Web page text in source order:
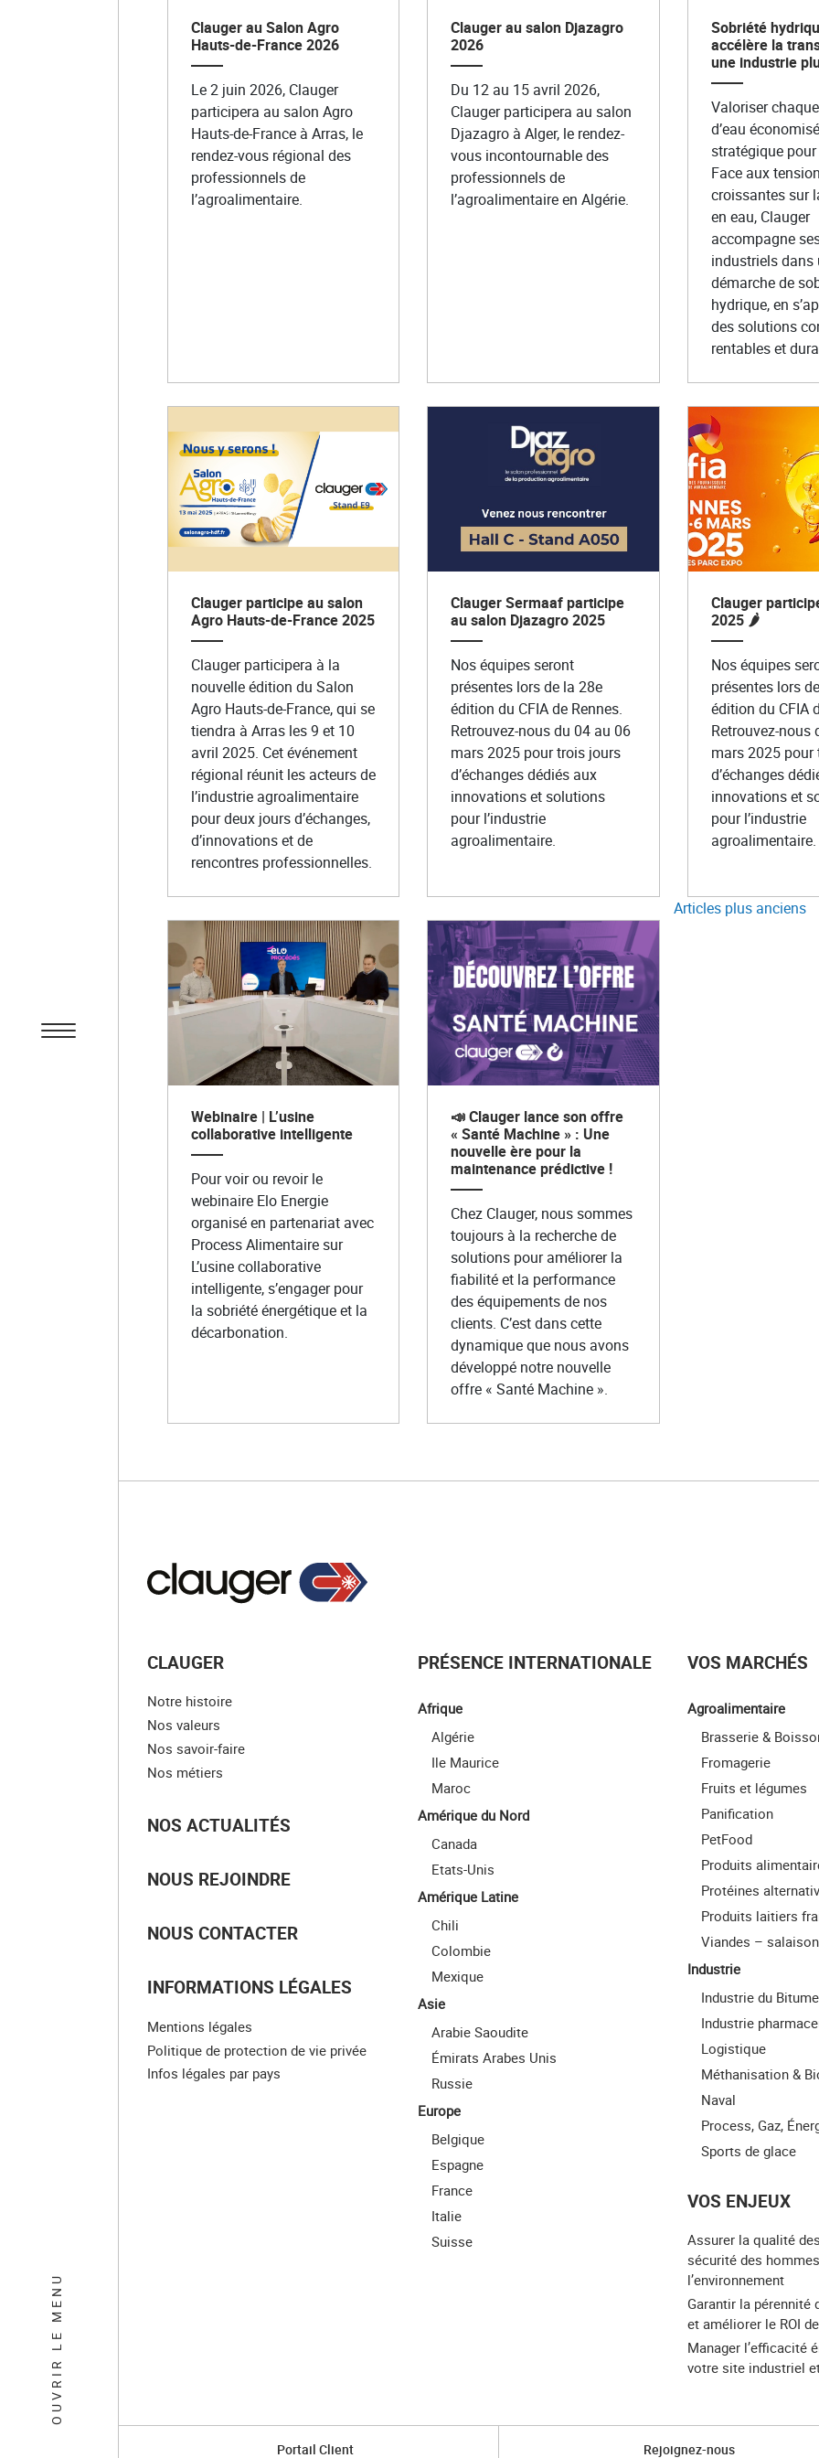
OUVRIR LE MENU
Clauger au Salon Agro
Hauts-de-France 2026
Le 2 juin 2026, Clauger
participera au salon Agro
Hauts-de-France à Arras, le
rendez-vous régional des
professionnels de
l’agroalimentaire.
Clauger au salon Djazagro
2026
Du 12 au 15 avril 2026,
Clauger participera au salon
Djazagro à Alger, le rendez-
vous incontournable des
professionnels de
l’agroalimentaire en Algérie.
Sobriété
accélère la
une industrie
Valoriser
d’eau
stratégique pour
Face aux
croissantes sur
en eau, Clauger
accompagne
industriels dans
démarche de
hydrique, en
des solutions
rentables et
Clauger participe au salon
Agro Hauts-de-France 2025
Clauger participera à la
nouvelle édition du Salon
Agro Hauts-de-France, qui se
tiendra à Arras les 9 et 10
avril 2025. Cet événement
régional réunit les acteurs de
l’industrie agroalimentaire
pour deux jours d’échanges,
d’innovations et de
rencontres professionnelles.
Clauger Sermaaf participe
au salon Djazagro 2025
Nos équipes seront
présentes lors de la 28e
édition du CFIA de Rennes.
Retrouvez-nous du 04 au 06
mars 2025 pour trois jours
d’échanges dédiés aux
innovations et solutions
pour l’industrie
agroalimentaire.
Clauger
2025 🌶️
Nos équipes
présentes lors
édition du CFIA
Retrouvez-nous
mars 2025 pour
d’échanges
innovations et
pour l’industrie
agroalimentaire.
Webinaire | L’usine
collaborative intelligente
Pour voir ou revoir le
webinaire Elo Energie
organisé en partenariat avec
Process Alimentaire sur
L’usine collaborative
intelligente, s’engager pour
la sobriété énergétique et la
décarbonation.
📣 Clauger lance son offre
« Santé Machine » : Une
nouvelle ère pour la
maintenance prédictive !
Chez Clauger, nous sommes
toujours à la recherche de
solutions pour améliorer la
fiabilité et la performance
des équipements de nos
clients. C’est dans cette
dynamique que nous avons
développé notre nouvelle
offre « Santé Machine ».
Articles plus anciens
CLAUGER
Notre histoire
Nos valeurs
Nos savoir-faire
Nos métiers
NOS ACTUALITÉS
NOUS REJOINDRE
NOUS CONTACTER
INFORMATIONS LÉGALES
Mentions légales
Politique de protection de vie privée
Infos légales par pays
PRÉSENCE INTERNATIONALE
Afrique
Algérie
Ile Maurice
Maroc
Amérique du Nord
Canada
Etats-Unis
Amérique Latine
Chili
Colombie
Mexique
Asie
Arabie Saoudite
Émirats Arabes Unis
Russie
Europe
Belgique
Espagne
France
Italie
Suisse
VOS MARCHÉS
Agroalimentaire
Brasserie &
Fromagerie
Fruits et légumes
Panification
PetFood
Produits
Protéines
Produits laitiers
Viandes –
Industrie
Industrie du Bitume
Industrie
Logistique
Méthanisation &
Naval
Process, Gaz,
Sports de glace
VOS ENJEUX
Assurer la qualité
sécurité des
l’environnement
Garantir la pérennité
et améliorer le ROI
Manager l’efficacité
votre site industriel
Portail Client Rejoignez-nous